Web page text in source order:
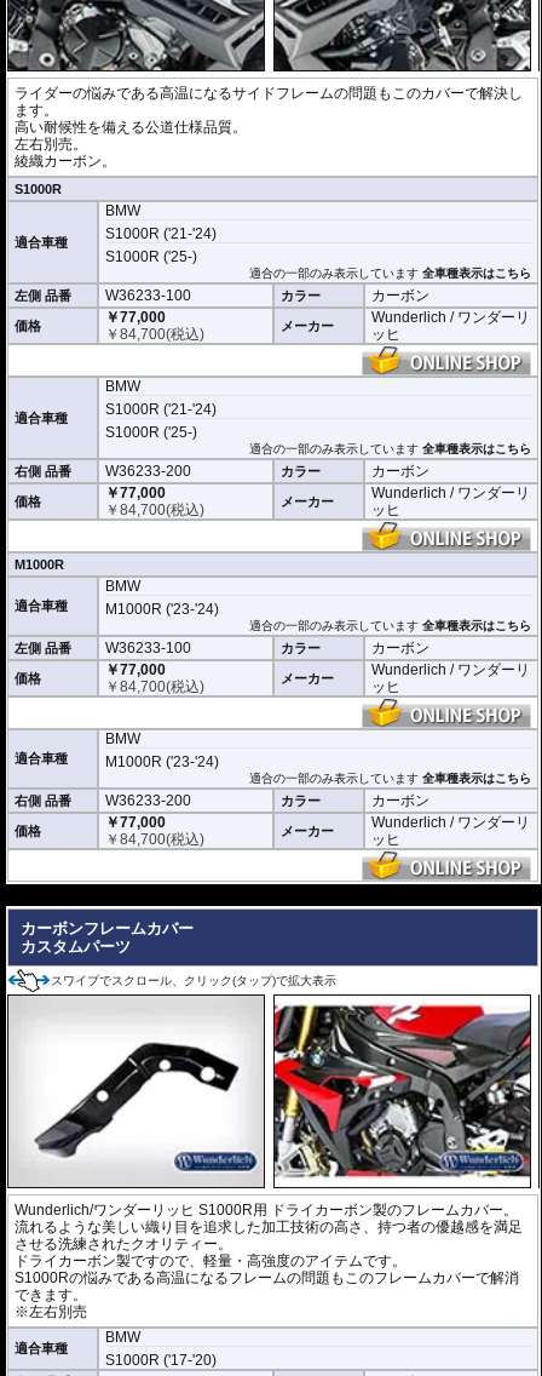
ライダーの悩みである高温になるサイドフレームの問題もこのカバーで解決し
ます。
高い耐候性を備える公道仕様品質。
左右別売。
綾織カーボン。
S1000R
適合車種
BMW
S1000R ('21-'24)
S1000R ('25-)
適合の一部のみ表示しています全車種表示はこちら
左側 品番 W36233-100 カラー カーボン
価格
￥77,000
￥84,700(税込) メーカー
Wunderlich / ワンダーリ
ッヒ
適合車種
BMW
S1000R ('21-'24)
S1000R ('25-)
適合の一部のみ表示しています全車種表示はこちら
右側 品番 W36233-200 カラー カーボン
価格
￥77,000
￥84,700(税込) メーカー
Wunderlich / ワンダーリ
ッヒ
M1000R
適合車種
BMW
M1000R ('23-'24)
適合の一部のみ表示しています全車種表示はこちら
左側 品番 W36233-100 カラー カーボン
価格
￥77,000
￥84,700(税込) メーカー
Wunderlich / ワンダーリ
ッヒ
適合車種
BMW
M1000R ('23-'24)
適合の一部のみ表示しています全車種表示はこちら
右側 品番 W36233-200 カラー カーボン
価格
￥77,000
￥84,700(税込) メーカー
Wunderlich / ワンダーリ
ッヒ
カーボンフレームカバー
カスタムパーツ
スワイプでスクロール、クリック(タップ)で拡大表示
Wunderlich/ワンダーリッヒ S1000R用 ドライカーボン製のフレームカバー。
流れるような美しい織り目を追求した加工技術の高さ、持つ者の優越感を満足
させる洗練されたクオリティー。
ドライカーボン製ですので、軽量・高強度のアイテムです。
S1000Rの悩みである高温になるフレームの問題もこのフレームカバーで解消
できます。
※左右別売
適合車種
BMW
S1000R ('17-'20)